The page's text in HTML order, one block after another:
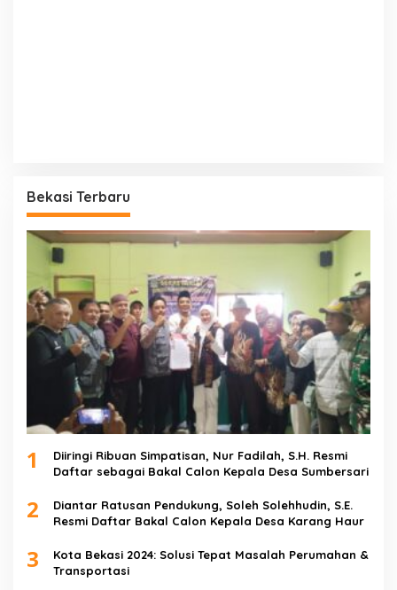
Bekasi Terbaru
1
Diiringi Ribuan Simpatisan, Nur Fadilah, S.H. Resmi
Daftar sebagai Bakal Calon Kepala Desa Sumbersari
2
Diantar Ratusan Pendukung, Soleh Solehhudin, S.E.
Resmi Daftar Bakal Calon Kepala Desa Karang Haur
3
Kota Bekasi 2024: Solusi Tepat Masalah Perumahan &
Transportasi